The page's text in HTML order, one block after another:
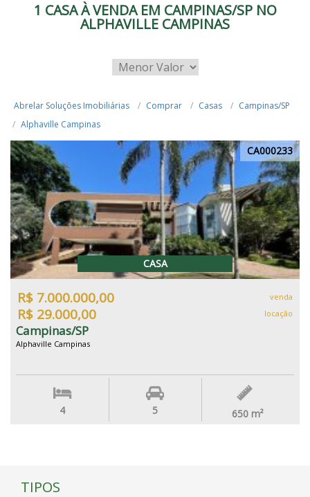
1 CASA À VENDA EM CAMPINAS/SP NO
ALPHAVILLE CAMPINAS
Abrelar Soluções Imobiliárias Comprar Casas
Campinas/SP
Alphaville Campinas
CA000233
CASA
R$ 7.000.000,00 venda
R$ 29.000,00 locação
Campinas/SP
Alphaville Campinas
4 5 650 m²
TIPOS